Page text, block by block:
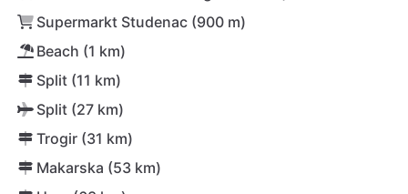
Supermarkt Studenac (900 m)
Beach (1 km)
Split (11 km)
Split (27 km)
Trogir (31 km)
Makarska (53 km)